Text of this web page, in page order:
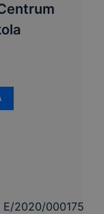
E/2020/000175